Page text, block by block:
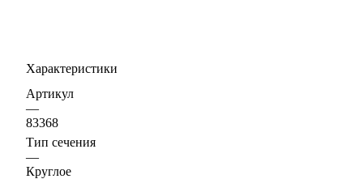
Характеристики
Артикул
—
83368
Тип сечения
—
Круглое